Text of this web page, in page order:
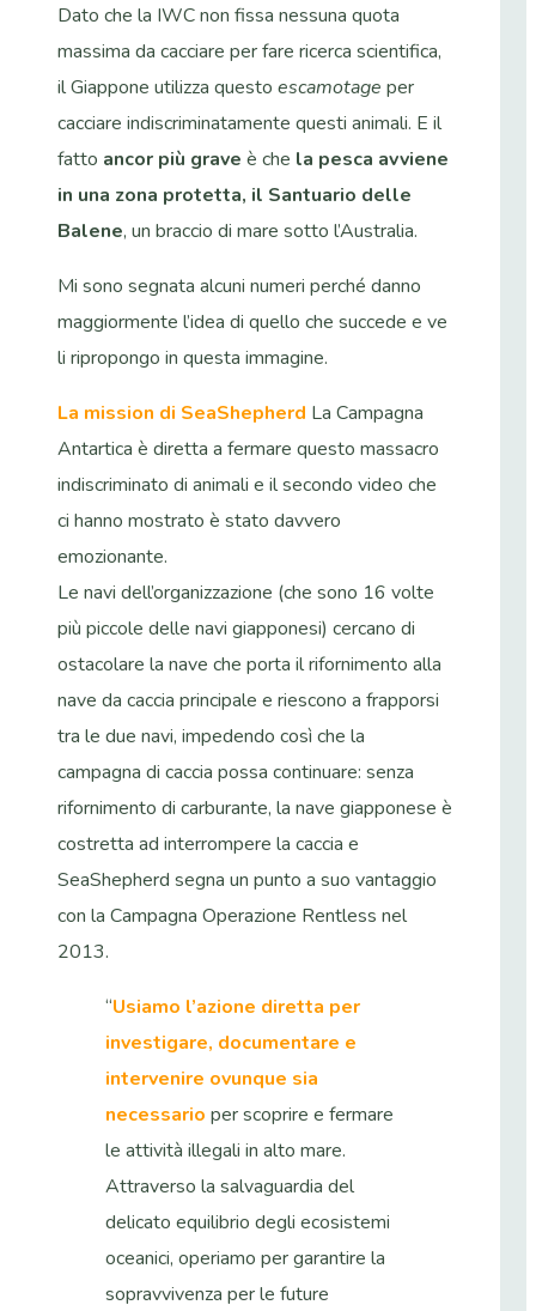
Dato che la IWC non fissa nessuna quota
massima da cacciare per fare ricerca scientifica,
il Giappone utilizza questo escamotage per
cacciare indiscriminatamente questi animali. E il
fatto ancor più grave è che la pesca avviene
in una zona protetta, il Santuario delle
Balene, un braccio di mare sotto l’Australia.
Mi sono segnata alcuni numeri perché danno
maggiormente l’idea di quello che succede e ve
li ripropongo in questa immagine.
La mission di SeaShepherd La Campagna
Antartica è diretta a fermare questo massacro
indiscriminato di animali e il secondo video che
ci hanno mostrato è stato davvero
emozionante.
Le navi dell’organizzazione (che sono 16 volte
più piccole delle navi giapponesi) cercano di
ostacolare la nave che porta il rifornimento alla
nave da caccia principale e riescono a frapporsi
tra le due navi, impedendo così che la
campagna di caccia possa continuare: senza
rifornimento di carburante, la nave giapponese è
costretta ad interrompere la caccia e
SeaShepherd segna un punto a suo vantaggio
con la Campagna Operazione Rentless nel
2013.
“Usiamo l’azione diretta per
investigare, documentare e
intervenire ovunque sia
necessario per scoprire e fermare
le attività illegali in alto mare.
Attraverso la salvaguardia del
delicato equilibrio degli ecosistemi
oceanici, operiamo per garantire la
sopravvivenza per le future